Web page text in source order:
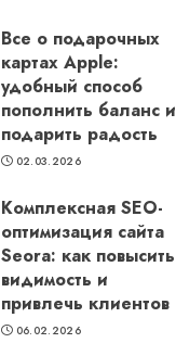
Все о подарочных
картах Apple:
удобный способ
пополнить баланс и
подарить радость
02.03.2026
Комплексная SEO-
оптимизация сайта
Seora: как повысить
видимость и
привлечь клиентов
06.02.2026